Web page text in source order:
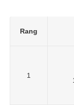
Rang
1